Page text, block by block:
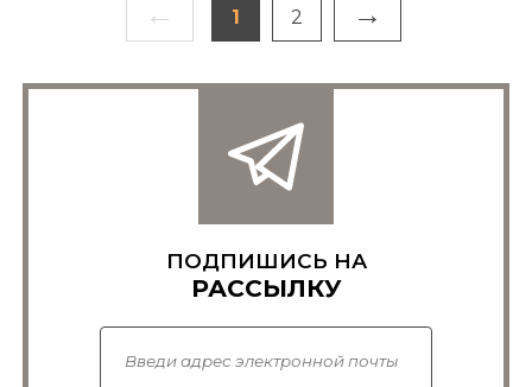
← 1 2 →
ПОДПИШИСЬ НА
РАССЫЛКУ